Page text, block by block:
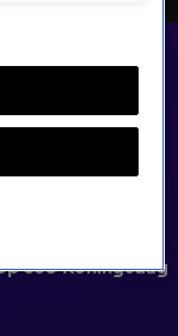
538 Koningsdag